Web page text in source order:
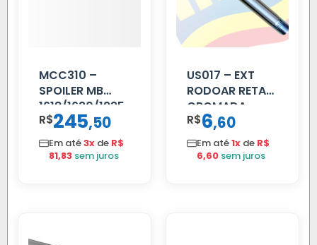
MCC310 –
SPOILER MB
1618/1630/1935
02 FAR
R$245,50
Em até3x de R$
81,83 sem juros
US017 – EXT
RODOAR RETA
CROMADA
R$6,60
Em até1x de R$
6,60 sem juros